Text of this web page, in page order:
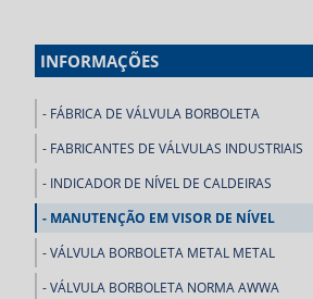
INFORMAÇÕES
FÁBRICA DE VÁLVULA BORBOLETA
FABRICANTES DE VÁLVULAS INDUSTRIAIS
INDICADOR DE NÍVEL DE CALDEIRAS
MANUTENÇÃO EM VISOR DE NÍVEL
VÁLVULA BORBOLETA METAL METAL
VÁLVULA BORBOLETA NORMA AWWA